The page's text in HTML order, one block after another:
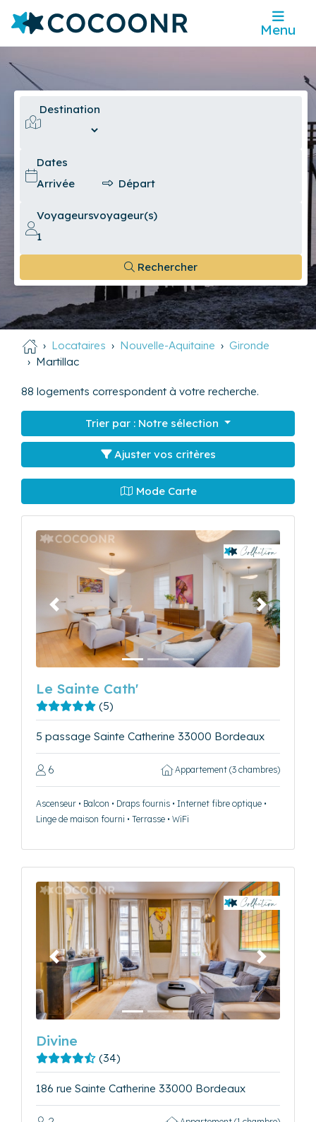
Menu
Destination
Dates
Voyageursvoyageur(s)
Rechercher
Locataires Nouvelle-Aquitaine
Gironde
Martillac
88 logements correspondent à votre recherche.
Trier par : Notre sélection
Ajuster vos critères
Mode Carte
Précédent Suivant
Le Sainte Cath'
(5)
5 passage Sainte Catherine 33000 Bordeaux
6 Appartement (3 chambres)
Ascenseur • Balcon • Draps fournis • Internet fibre optique •
Linge de maison fourni • Terrasse • WiFi
Précédent Suivant
Divine
(34)
186 rue Sainte Catherine 33000 Bordeaux